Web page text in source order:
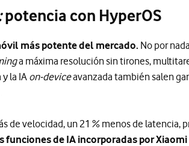
potencia con HyperOS
más potente del mercado. No por
a máxima resolución sin tirones,
la IA on-deviceavanzada también salen
de velocidad, un 21 % menos de latencia,
funciones de IA incorporadas por Xiaomi